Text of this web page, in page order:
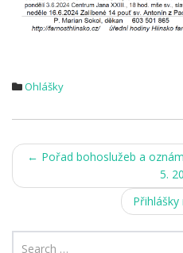
Ohlášky
Post
navigation
← Pořad bohoslužeb a
5.